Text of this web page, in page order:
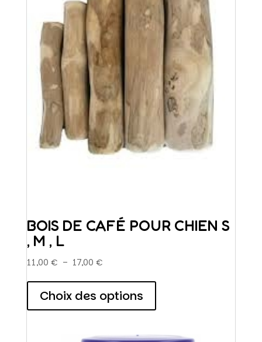
BOIS DE CAFÉ POUR CHIEN S
, M , L
11,00 € – 17,00 €Plage
prix :
11,00 €
Choix des options